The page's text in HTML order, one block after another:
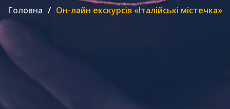
Головна Он-лайн екскурсія «Італійські містечка»